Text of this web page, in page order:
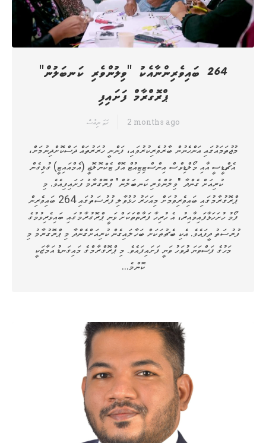
264 ބައިވެރިންނާއެކު "ވިލުންވެރި ކަނބަލުން"
ޕްރޮގްރާމް ފަށައިފި
ހަމަ ނިއުސް 2 months ago
މުޖުތަމައުގައި އަންހެނުން ބާރުވެރިކުރުވައި، ފަންނީ ހުރަރުތައް ދަސްކޮށްދިނުމަށް،
އެޗްޑީސީ އާއި މޯލްޑިވްސް އިންސްޓިޓިއުޓް އޮފް ޓެކްނޮލޮޖީ (އެމްއައިޓީ) ގުޅިގެން
ކުރިއަށް ގެންދާ "ވިލުންވެރި ކަނބަލުން" ޕްރޮގްރާމު ފަށައިފިއެވެ. މި
ޕްރޮގުރާމުގައި ބައިވެރިވުމަށް މިއަހަރު ހުޅުވާލި ފުރުސަތުގައި 264 ބައިވެރިން
ފޯމު ހުށަހަޅާފައިވާއިރު، އެ ހުރިހާ ފަރާތްތަކަށް ވަނީ ޕްރޮގުރާމުގައި ބައިވެރިވުމުގެ
ފުރުސަތު ދީފައެވެ. އެކި ބެޗުތަކަށް ބަހާލައިގެން ކުރިއަށްގެންދާ މި ޕްރޮގުރާމު މި
މަހުގެ ފަސްވަނަ ދުވަހު ވަނީ ފަށައިފައެވެ. މި ޕްރޮގްރާމްގެ މައިގަނޑު އަމާޒަކީ
ކޮންމެ…